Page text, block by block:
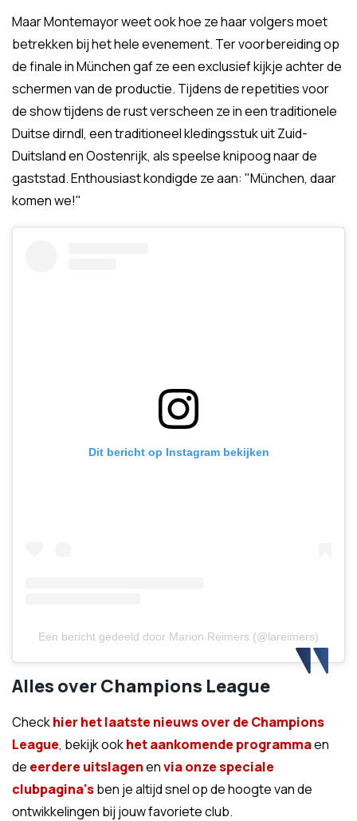
Maar Montemayor weet ook hoe ze haar volgers moet
betrekken bij het hele evenement. Ter voorbereiding op
de finale in München gaf ze een exclusief kijkje achter de
schermen van de productie. Tijdens de repetities voor
de show tijdens de rust verscheen ze in een traditionele
Duitse dirndl, een traditioneel kledingsstuk uit Zuid-
Duitsland en Oostenrijk, als speelse knipoog naar de
gaststad. Enthousiast kondigde ze aan: "München, daar
komen we!"
Dit bericht op Instagram bekijken
Een bericht gedeeld door Marion Reimers (@lareimers)
Alles over Champions League
Checkhier het laatste nieuws over de Champions
League, bekijk ookhet aankomende programmaen
de eerdere uitslagenenvia onze speciale
clubpagina'sben je altijd snel op de hoogte van de
ontwikkelingen bij jouw favoriete club.